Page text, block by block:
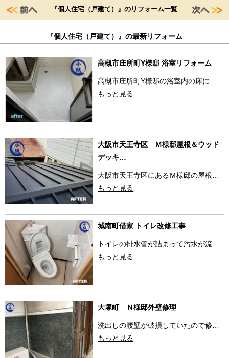
『個人住宅（戸建て）』のリフォーム一覧
『個人住宅（戸建て）』の最新リフォーム
高槻市庄所町Y様邸 浴室リフォーム
高槻市庄所町Y様邸の浴室内の床に…
もっと見る
大阪市天王寺区 Ｍ様邸屋根＆ウッド
デッキ…
大阪市天王寺区にあるＭ様邸の屋根…
もっと見る
城南町借家 トイレ改修工事
トイレの排水管が詰まって汚水が流…
もっと見る
大塚町 Ｎ様邸外壁修理
洗出しの腰壁が破損していたので修…
もっと見る